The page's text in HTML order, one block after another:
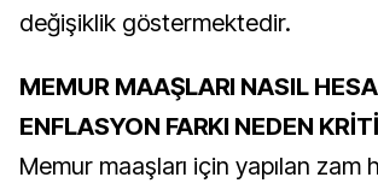
değişiklik göstermektedir.
MEMUR MAAŞLARI NASIL
ENFLASYON FARKI NEDEN
Memur maaşları için yapılan zam